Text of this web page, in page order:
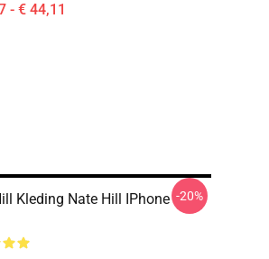
- € 44,11
Kleding Nate Hill IPhone -20%